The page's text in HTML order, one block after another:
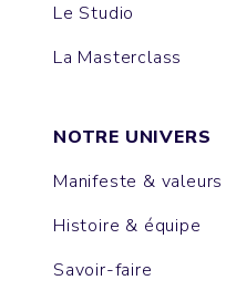
Le Studio
La Masterclass
NOTRE UNIVERS
Manifeste & valeurs
Histoire & équipe
Savoir-faire